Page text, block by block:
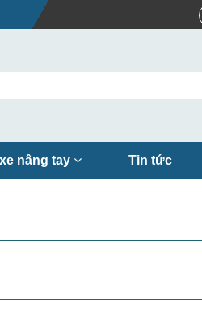
nâng tay Tin tức